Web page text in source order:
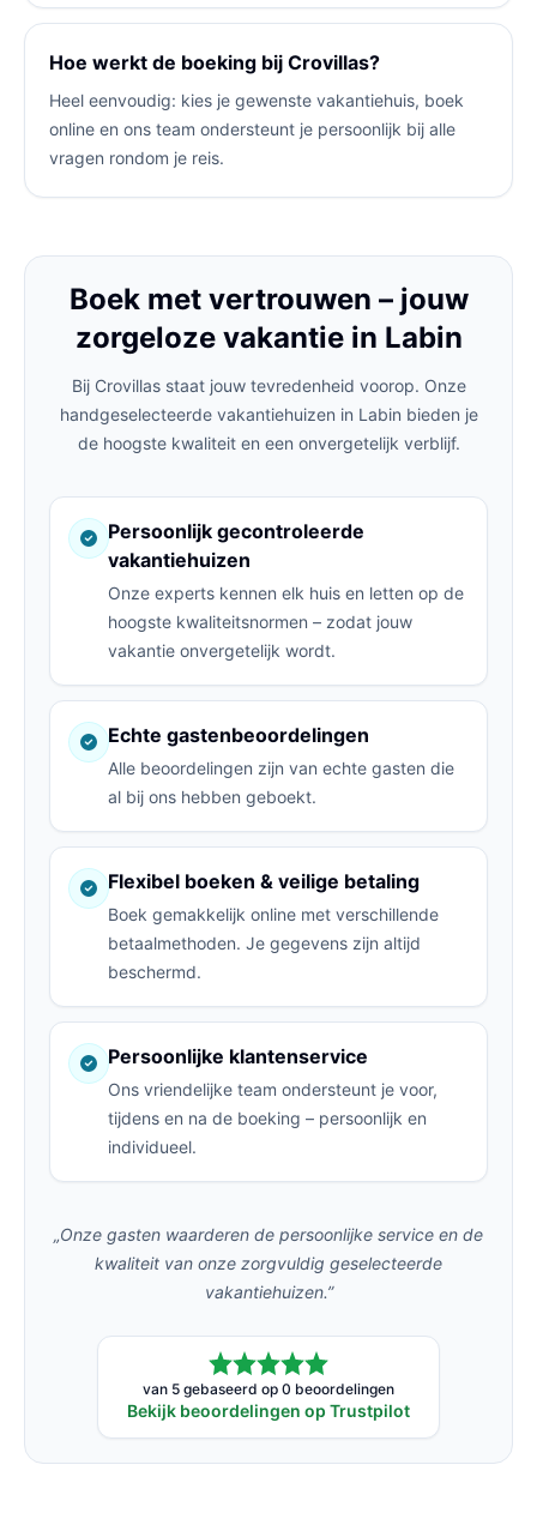
Hoe werkt de boeking bij Crovillas?
Heel eenvoudig: kies je gewenste vakantiehuis, boek
online en ons team ondersteunt je persoonlijk bij alle
vragen rondom je reis.
Boek met vertrouwen – jouw
zorgeloze vakantie in Labin
Bij Crovillas staat jouw tevredenheid voorop. Onze
handgeselecteerde vakantiehuizen in Labin bieden je
de hoogste kwaliteit en een onvergetelijk verblijf.
Persoonlijk gecontroleerde
vakantiehuizen
Onze experts kennen elk huis en letten op de
hoogste kwaliteitsnormen – zodat jouw
vakantie onvergetelijk wordt.
Echte gastenbeoordelingen
Alle beoordelingen zijn van echte gasten die
al bij ons hebben geboekt.
Flexibel boeken & veilige betaling
Boek gemakkelijk online met verschillende
betaalmethoden. Je gegevens zijn altijd
beschermd.
Persoonlijke klantenservice
Ons vriendelijke team ondersteunt je voor,
tijdens en na de boeking – persoonlijk en
individueel.
„Onze gasten waarderen de persoonlijke service en de
kwaliteit van onze zorgvuldig geselecteerde
vakantiehuizen.”
van 5 gebaseerd op 0 beoordelingen
Bekijk beoordelingen op Trustpilot